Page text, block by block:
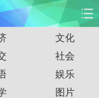
财经
教育
文化
社会
娱乐
图片